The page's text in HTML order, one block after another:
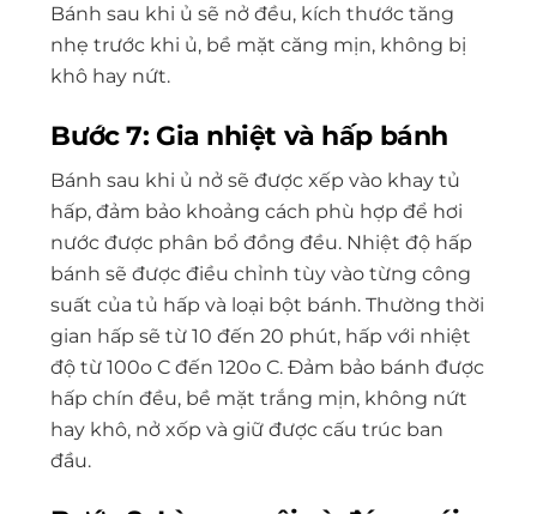
Bánh sau khi ủ sẽ nở đều, kích thước tăng
nhẹ trước khi ủ, bề mặt căng mịn, không bị
khô hay nứt.
Bước 7: Gia nhiệt và hấp bánh
Bánh sau khi ủ nở sẽ được xếp vào khay tủ
hấp, đảm bảo khoảng cách phù hợp để hơi
nước được phân bổ đồng đều. Nhiệt độ hấp
bánh sẽ được điều chỉnh tùy vào từng công
suất của tủ hấp và loại bột bánh. Thường thời
gian hấp sẽ từ 10 đến 20 phút, hấp với nhiệt
độ từ 100o C đến 120o C. Đảm bảo bánh được
hấp chín đều, bề mặt trắng mịn, không nứt
hay khô, nở xốp và giữ được cấu trúc ban
đầu.